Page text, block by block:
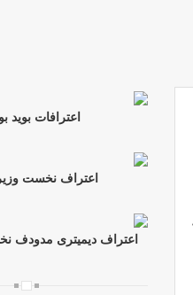
اعترافات بوید
اعتراف نخست وزیر
اعتراف دیمیتری مدودف